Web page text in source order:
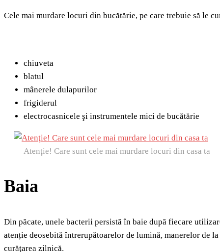
Cele mai murdare locuri din bucătărie, pe care trebuie să le
chiuveta
blatul
mânerele dulapurilor
frigiderul
electrocasnicele şi instrumentele mici de bucătărie
Atenţie! Care sunt cele mai murdare locuri din casa ta
Baia
Din păcate, unele bacterii persistă în baie după fiecare
atenție deosebită întrerupătoarelor de lumină, manerelor de
curăţarea zilnică.